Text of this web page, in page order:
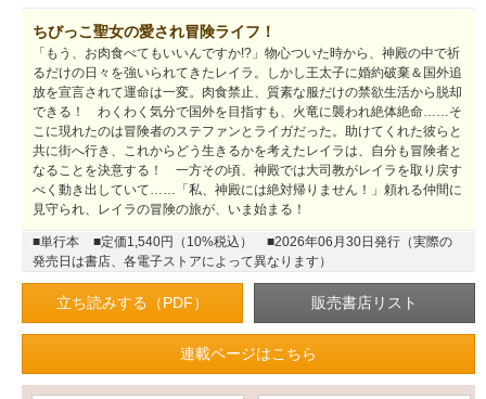
ちびっこ聖女の愛され冒険ライフ！
「もう、お肉食べてもいいんですか!?」物心ついた時から、神殿の中で祈
るだけの日々を強いられてきたレイラ。しかし王太子に婚約破棄＆国外追
放を宣言されて運命は一変。肉食禁止、質素な服だけの禁欲生活から脱却
できる！ わくわく気分で国外を目指すも、火竜に襲われ絶体絶命……そ
こに現れたのは冒険者のステファンとライガだった。助けてくれた彼らと
共に街へ行き、これからどう生きるかを考えたレイラは、自分も冒険者と
なることを決意する！ 一方その頃、神殿では大司教がレイラを取り戻す
べく動き出していて……「私、神殿には絶対帰りません！」頼れる仲間に
見守られ、レイラの冒険の旅が、いま始まる！
■単行本 ■定価1,540円（10%税込）
■2026年06月30日発行（実際の
発売日は書店、各電子ストアによって異なります）
立ち読みする（PDF）
連載ページはこちら